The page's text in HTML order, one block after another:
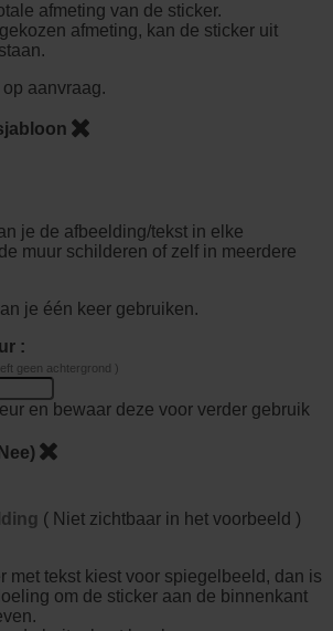
afmeting van de sticker.
afmeting, kan de sticker uit
aanvraag.
je de afbeelding/tekst in elke
muur schilderen of zelf in meerdere
je één keer gebruiken.
:
geen achtergrond )
( Niet zichtbaar in het voorbeeld )
met tekst kiest voor spiegelbeeld, dan is
om de sticker aan de binnenkant